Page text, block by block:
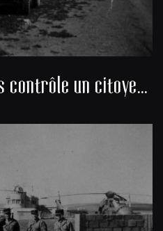
Un militaire français contrôle un citoyen algérien au bord d'une route